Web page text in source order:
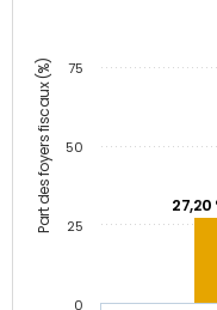
Part des foyers fiscaux (%) 27,20
0
25
50
75